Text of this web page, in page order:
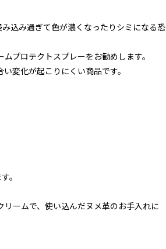
込み過ぎて色が濃くなったりシミになる恐
プロテクトスプレーをお勧めします。
変化が起こりにくい商品です。
。
ームで、使い込んだヌメ革のお手入れに